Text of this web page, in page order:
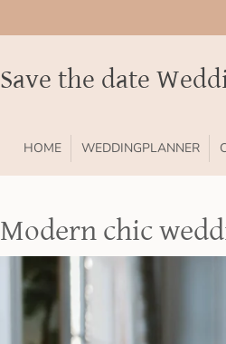
Save the date
HOME WEDDINGPLANNER
Modern chic